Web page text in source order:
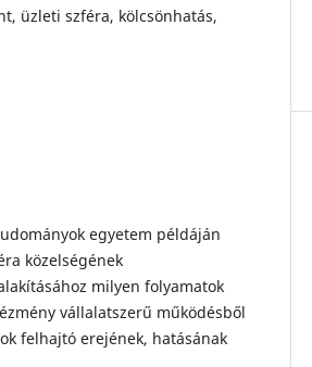
üzleti szféra, kölcsönhatás,
egyetem példáján
közelségének
milyen folyamatok
vállalatszerű működésből
felhajtó erejének, hatásának